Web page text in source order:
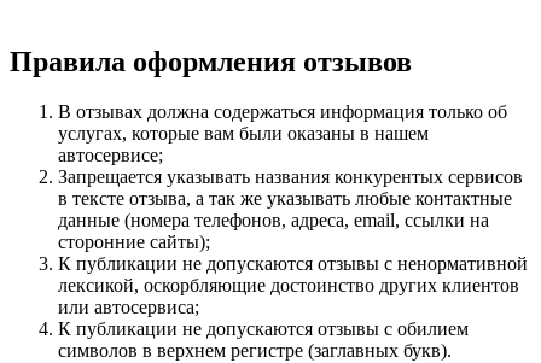
Правила оформления отзывов
В отзывах должна содержаться информация только об
услугах, которые вам были оказаны в нашем
автосервисе;
Запрещается указывать названия конкурентых сервисов
в тексте отзыва, а так же указывать любые контактные
данные (номера телефонов, адреса, email, ссылки на
сторонние сайты);
К публикации не допускаются отзывы с ненормативной
лексикой, оскорбляющие достоинство других клиентов
или автосервиса;
К публикации не допускаются отзывы с обилием
символов в верхнем регистре (заглавных букв).